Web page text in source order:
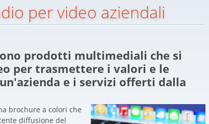
per video aziendali
prodotti multimediali che si
per trasmettere i valori e le
e i servizi offerti dalla
brochure a colori che
diffusione del